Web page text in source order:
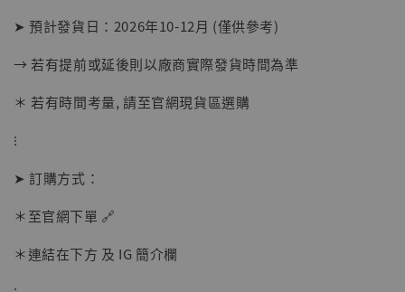
加購優惠【讓子彈飛 鵝城縣長 張麻子 [BK01]】
➤ 預計發貨日：2026年10-12月 (僅供參考)
→ 若有提前或延後則以廠商實際發貨時間為準
＊ 若有時間考量, 請至官網現貨區選購
⁝
➤ 訂購方式：
＊至官網下單 🔗
＊連結在下方 及 IG 簡介欄